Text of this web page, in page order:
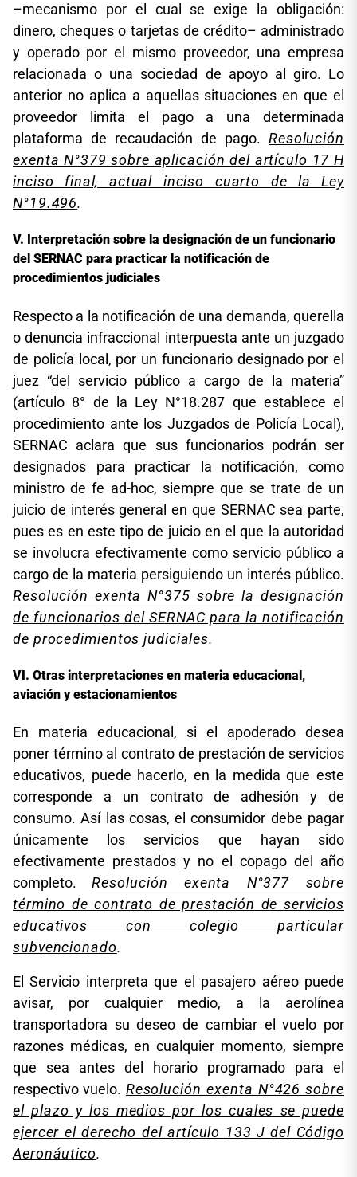
–mecanismo por el cual se exige la obligación:
dinero, cheques o tarjetas de crédito– administrado
y operado por el mismo proveedor, una empresa
relacionada o una sociedad de apoyo al giro. Lo
anterior no aplica a aquellas situaciones en que el
proveedor limita el pago a una determinada
plataforma de recaudación de pago. Resolución
exenta N°379 sobre aplicación del artículo 17 H
inciso final, actual inciso cuarto de la Ley
N°19.496.
Interpretación sobre la designación de un funcionario
del SERNAC para practicar la notificación de
procedimientos judiciales
Respecto a la notificación de una demanda, querella
o denuncia infraccional interpuesta ante un juzgado
de policía local, por un funcionario designado por el
juez “del servicio público a cargo de la materia”
(artículo 8° de la Ley N°18.287 que establece el
procedimiento ante los Juzgados de Policía Local),
SERNAC aclara que sus funcionarios podrán ser
designados para practicar la notificación, como
ministro de fe ad-hoc, siempre que se trate de un
juicio de interés general en que SERNAC sea parte,
pues es en este tipo de juicio en el que la autoridad
se involucra efectivamente como servicio público a
cargo de la materia persiguiendo un interés público.
Resolución exenta N°375 sobre la designación
de funcionarios del SERNAC para la notificación
de procedimientos judiciales.
Otras interpretaciones en materia educacional,
aviación y estacionamientos
En materia educacional, si el apoderado desea
poner término al contrato de prestación de servicios
educativos, puede hacerlo, en la medida que este
corresponde a un contrato de adhesión y de
consumo. Así las cosas, el consumidor debe pagar
únicamente los servicios que hayan sido
efectivamente prestados y no el copago del año
completo.Resolución exenta N°377 sobre
término de contrato de prestación de servicios
educativos con colegio particular
subvencionado.
El Servicio interpreta que el pasajero aéreo puede
avisar, por cualquier medio, a la aerolínea
transportadora su deseo de cambiar el vuelo por
razones médicas, en cualquier momento, siempre
que sea antes del horario programado para el
respectivo vuelo. Resolución exenta N°426 sobre
el plazo y los medios por los cuales se puede
ejercer el derecho del artículo 133 J del Código
Aeronáutico.